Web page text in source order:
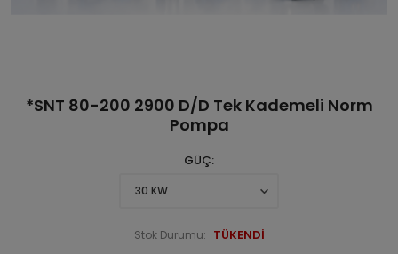
*SNT 80-200 2900 D/D Tek Kademeli Norm
Pompa
GÜÇ
Stok Durumu: TÜKENDİ